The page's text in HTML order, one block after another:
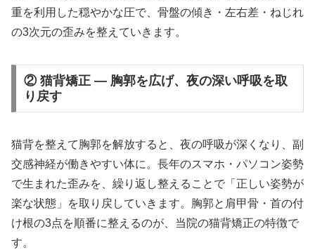
重を利用した穏やかな圧で、骨盤の傾き・左右差・ねじれ
の3次元の歪みを整えていきます。
② 猫背矯正 — 胸郭を広げ、夜の深い呼吸を取
り戻す
猫背を整えて胸郭を解放すると、夜の呼吸が深くなり、副
交感神経が働きやすい体に。長年のスマホ・パソコン姿勢
で生まれた歪みを、繰り返し整えることで「正しい姿勢が
楽な状態」を取り戻していきます。胸郭と肩甲骨・首の付
け根の3点を順番に整えるのが、当院の猫背矯正の特徴で
す。